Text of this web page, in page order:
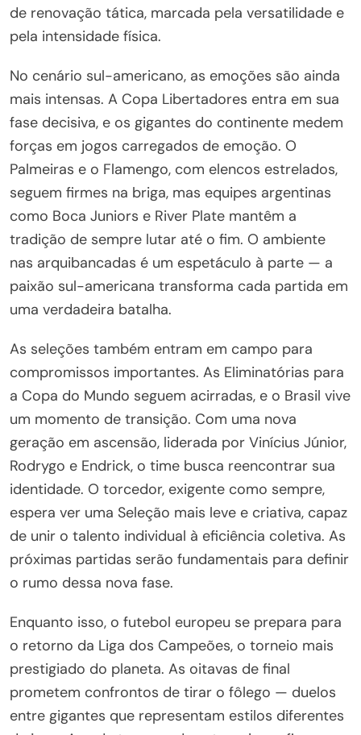
de renovação tática, marcada pela versatilidade e
pela intensidade física.
No cenário sul-americano, as emoções são ainda
mais intensas. A Copa Libertadores entra em sua
fase decisiva, e os gigantes do continente medem
forças em jogos carregados de emoção. O
Palmeiras e o Flamengo, com elencos estrelados,
seguem firmes na briga, mas equipes argentinas
como Boca Juniors e River Plate mantêm a
tradição de sempre lutar até o fim. O ambiente
nas arquibancadas é um espetáculo à parte — a
paixão sul-americana transforma cada partida em
uma verdadeira batalha.
As seleções também entram em campo para
compromissos importantes. As Eliminatórias para
a Copa do Mundo seguem acirradas, e o Brasil vive
um momento de transição. Com uma nova
geração em ascensão, liderada por Vinícius Júnior,
Rodrygo e Endrick, o time busca reencontrar sua
identidade. O torcedor, exigente como sempre,
espera ver uma Seleção mais leve e criativa, capaz
de unir o talento individual à eficiência coletiva. As
próximas partidas serão fundamentais para definir
o rumo dessa nova fase.
Enquanto isso, o futebol europeu se prepara para
o retorno da Liga dos Campeões, o torneio mais
prestigiado do planeta. As oitavas de final
prometem confrontos de tirar o fôlego — duelos
entre gigantes que representam estilos diferentes